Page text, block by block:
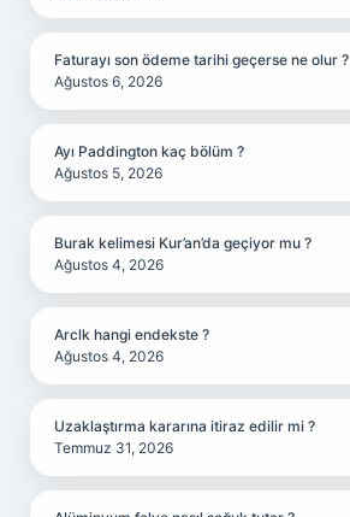
Faturayı son ödeme tarihi geçerse ne olur ?
Ağustos 6, 2026
Ayı Paddington kaç bölüm ?
Ağustos 5, 2026
Burak kelimesi Kur’an’da geçiyor mu ?
Ağustos 4, 2026
Arclk hangi endekste ?
Ağustos 4, 2026
Uzaklaştırma kararına itiraz edilir mi ?
Temmuz 31, 2026